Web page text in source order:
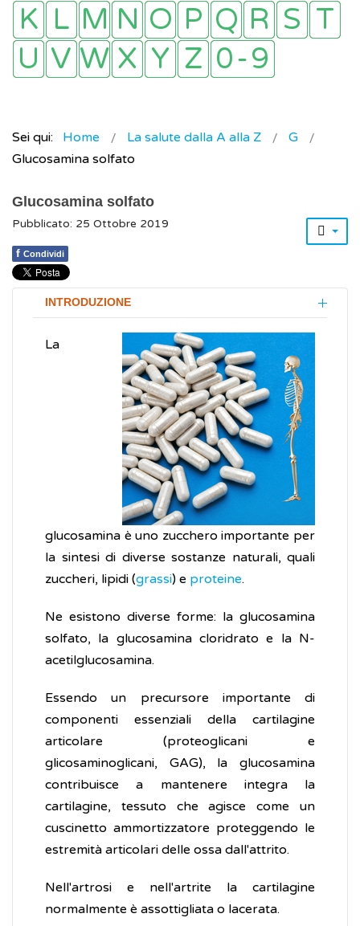
Sei qui: Home La salute dalla A alla Z
G
Glucosamina solfato
Glucosamina solfato
Pubblicato: 25 Ottobre 2019
f Condividi
INTRODUZIONE
La
glucosamina è uno zucchero importante per
la sintesi di diverse sostanze naturali, quali
zuccheri, lipidi (grassi) e proteine.
Ne esistono diverse forme: la glucosamina
solfato, la glucosamina cloridrato e la N-
acetilglucosamina.
Essendo un precursore importante di
componenti essenziali della cartilagine
articolare (proteoglicani e
glicosaminoglicani, GAG), la glucosamina
contribuisce a mantenere integra la
cartilagine, tessuto che agisce come un
cuscinetto ammortizzatore proteggendo le
estremità articolari delle ossa dall'attrito.
Nell'artrosi e nell'artrite la cartilagine
normalmente è assottigliata o lacerata.